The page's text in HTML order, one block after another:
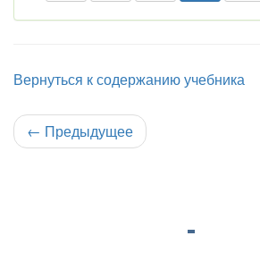
Вернуться к содержанию учебника
← Предыдущее